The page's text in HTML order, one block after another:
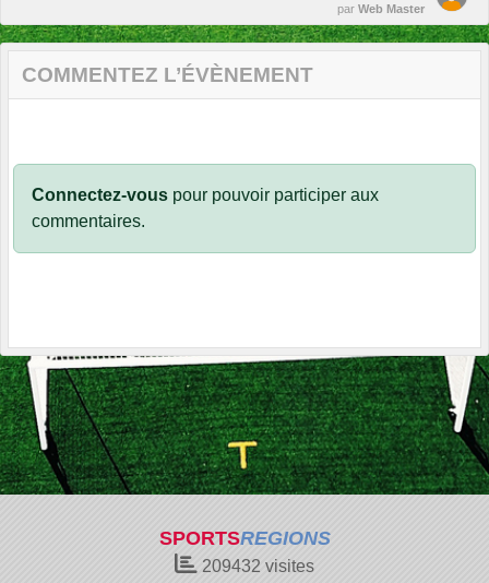
par Web Master
COMMENTEZ L’ÉVÈNEMENT
Connectez-vous pour pouvoir participer aux
commentaires.
SPORTSREGIONS
209432 visites